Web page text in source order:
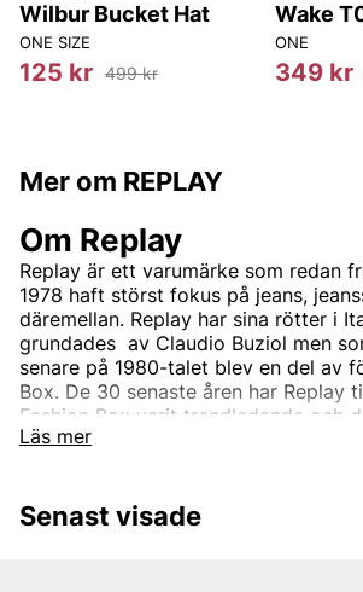
Wilbur Bucket Hat
ONE SIZE
125 kr 499 kr
Wake
ONE
349 kr
Mer om REPLAY
Läs mer
Om Replay
Replay är ett varumärke som redan
1978 haft störst fokus på jeans,
däremellan. Replay har sina rötter i
grundades av Claudio Buziol men
senare på 1980-talet blev en del av
Box. De 30 senaste åren har Replay
Fashion Box varit trendledande och
synonymt med hög standard och god
hos flertalet återförsäljare varje dag.
Senast visade